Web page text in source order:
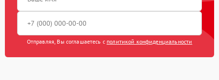
Отправляя, Вы соглашаетесь с политикой конфиденциальности